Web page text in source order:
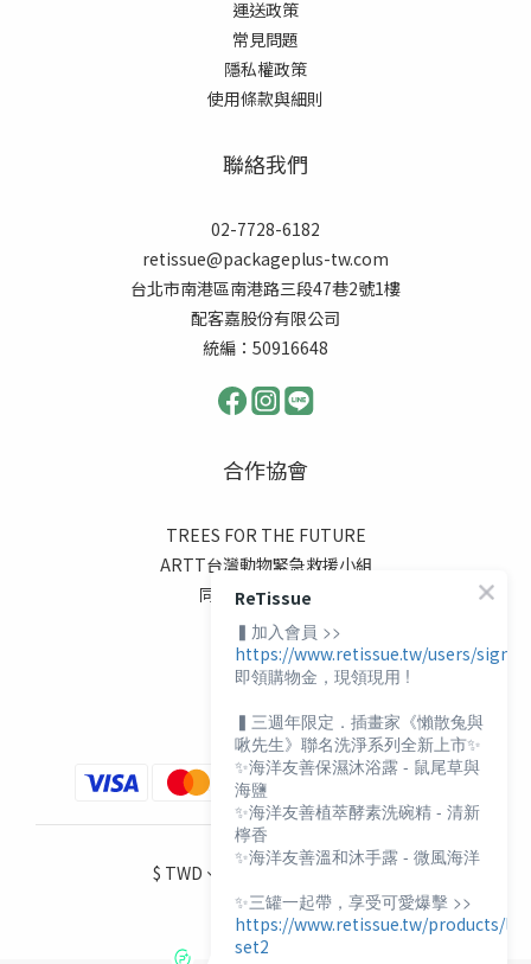
運送政策
常見問題
隱私權政策
使用條款與細則
聯絡我們
02-7728-6182
retissue@packageplus-tw.com
台北市南港區南港路三段47巷2號1樓
配客嘉股份有限公司
統編：50916648
合作協會
TREES FOR THE FUTURE
ARTT台灣動物緊急救援小組
同志諮詢熱線協會
伊甸基金會
陽光基金會
喜憨兒基金會
$ TWD 繁體中文
ReTissue
▍加入會員 >>
https://www.retissue.tw/users/
即領購物金，現領現用 !
▍三週年限定．插畫家《懶散兔與
啾先生》聯名洗淨系列全新上市✨
✨海洋友善保濕沐浴露 - 鼠尾草與
海鹽
✨海洋友善植萃酵素洗碗精 - 清新
檸香
✨海洋友善溫和沐手露 - 微風海洋
✨三罐一起帶，享受可愛爆擊 >>
https://www.retissue.tw/products/lr-
set2